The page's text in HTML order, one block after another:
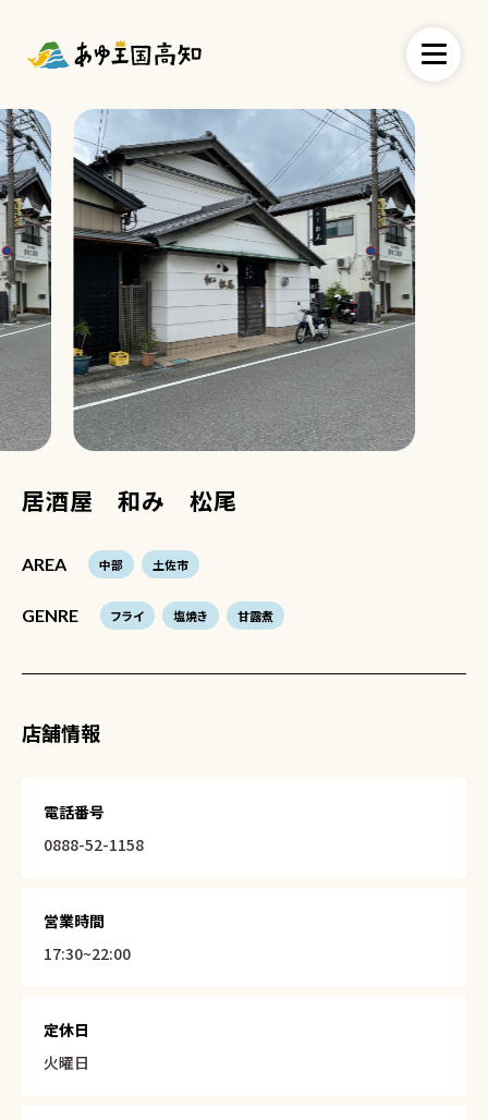
居酒屋 和み 松尾
AREA 中部 土佐市
GENRE フライ 塩焼き 甘露煮
店舗情報
電話番号
0888-52-1158
営業時間
17:30~22:00
定休日
火曜日